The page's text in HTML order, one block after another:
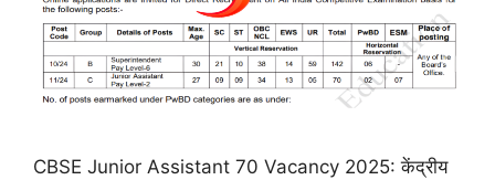
CBSE Junior Assistant 70 Vacancy 2025: केंद्रीय